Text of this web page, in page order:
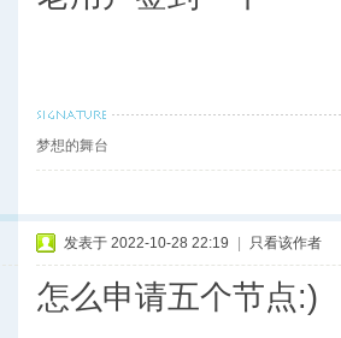
梦想的舞台
发表于 2022-10-28 22:19 只看该作者
怎么申请五个节点:)